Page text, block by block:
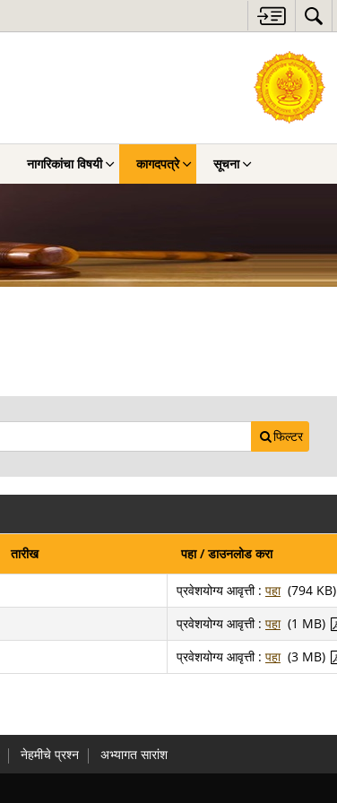
नागरिकांचा विषयी कागदपत्रे सूचना
फिल्टर
तारीख पहा / डाउनलोड करा
प्रवेशयोग्य आवृत्ती : पहा (794 KB)
प्रवेशयोग्य आवृत्ती : पहा (1 MB)
प्रवेशयोग्य आवृत्ती : पहा (3 MB)
नेहमीचे प्रश्न अभ्यागत सारांश